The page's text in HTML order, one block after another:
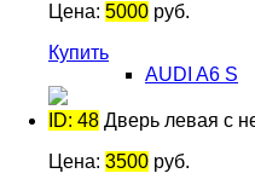
Цена: 5000 руб.
Купить
AUDI A6 S
ID: 48 Дверь левая с
Цена: 3500 руб.